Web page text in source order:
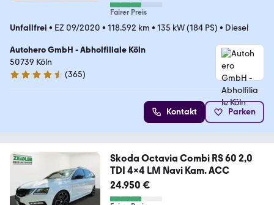
Fairer Preis
Unfallfrei • EZ 09/2020 • 118.592 km • 135 kW (184 PS) • Diesel
Autohero GmbH - Abholfiliale Köln
50739 Köln
4.6 Sterne
(365)
Kontakt Parken
Skoda Octavia Combi RS 60 2,0
TDI 4x4 LM Navi Kam. ACC
24.950 €